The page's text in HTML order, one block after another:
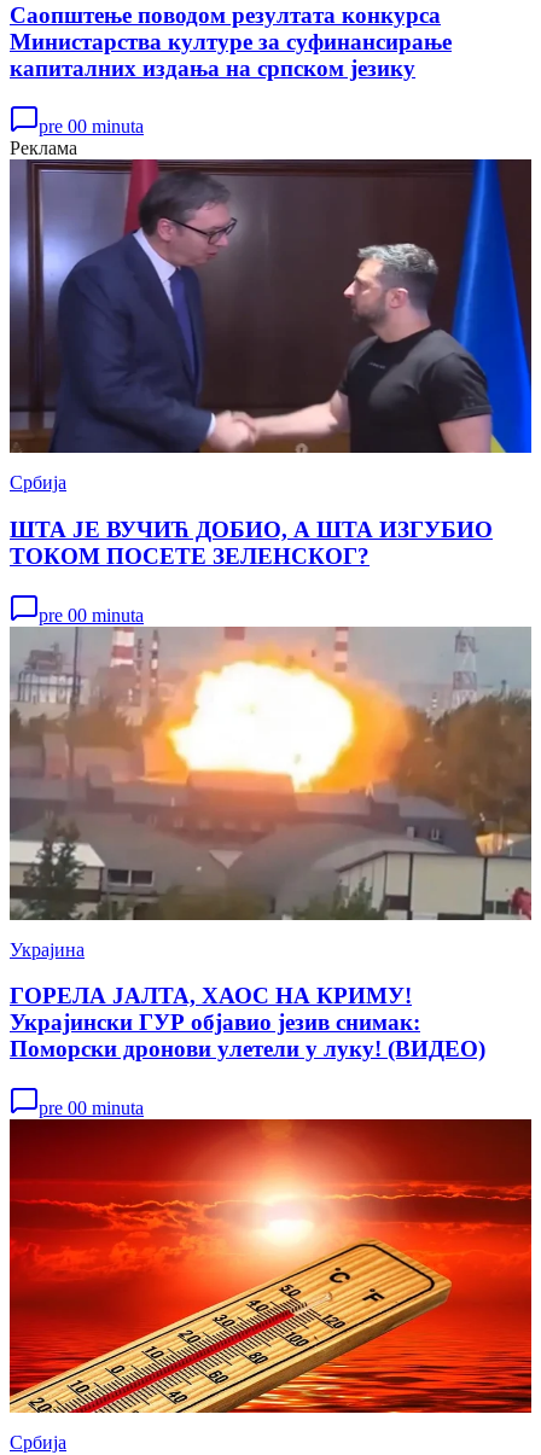
Саопштење поводом резултата конкурса
Министарства културе за суфинансирање
капиталних издања на српском језику
pre 00 minuta
Реклама
Србија
ШТА ЈЕ ВУЧИЋ ДОБИО, А ШТА ИЗГУБИО
ТОКОМ ПОСЕТЕ ЗЕЛЕНСКОГ?
pre 00 minuta
Украјина
ГОРЕЛА ЈАЛТА, ХАОС НА КРИМУ!
Украјински ГУР објавио језив снимак:
Поморски дронови улетели у луку! (ВИДЕО)
pre 00 minuta
Србија